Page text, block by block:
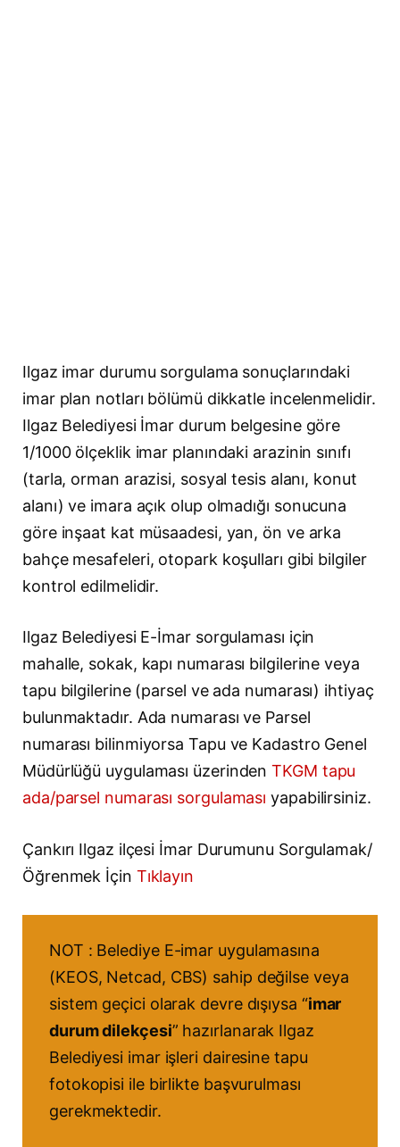
Ilgaz imar durumu sorgulama sonuçlarındaki
imar plan notları bölümü dikkatle incelenmelidir.
Ilgaz Belediyesi İmar durum belgesine göre
1/1000 ölçeklik imar planındaki arazinin sınıfı
(tarla, orman arazisi, sosyal tesis alanı, konut
alanı) ve imara açık olup olmadığı sonucuna
göre inşaat kat müsaadesi, yan, ön ve arka
bahçe mesafeleri, otopark koşulları gibi bilgiler
kontrol edilmelidir.
Ilgaz Belediyesi E-İmar sorgulaması için
mahalle, sokak, kapı numarası bilgilerine veya
tapu bilgilerine (parsel ve ada numarası) ihtiyaç
bulunmaktadır. Ada numarası ve Parsel
numarası bilinmiyorsa Tapu ve Kadastro Genel
Müdürlüğü uygulaması üzerindenTKGM tapu
ada/parsel numarası sorgulaması yapabilirsiniz.
Çankırı Ilgaz ilçesi İmar Durumunu Sorgulamak/
Öğrenmek İçin Tıklayın
NOT : Belediye E-imar uygulamasına
(KEOS, Netcad, CBS) sahip değilse veya
sistem geçici olarak devre dışıysa “imar
durum dilekçesi” hazırlanarak Ilgaz
Belediyesi imar işleri dairesine tapu
fotokopisi ile birlikte başvurulması
gerekmektedir.